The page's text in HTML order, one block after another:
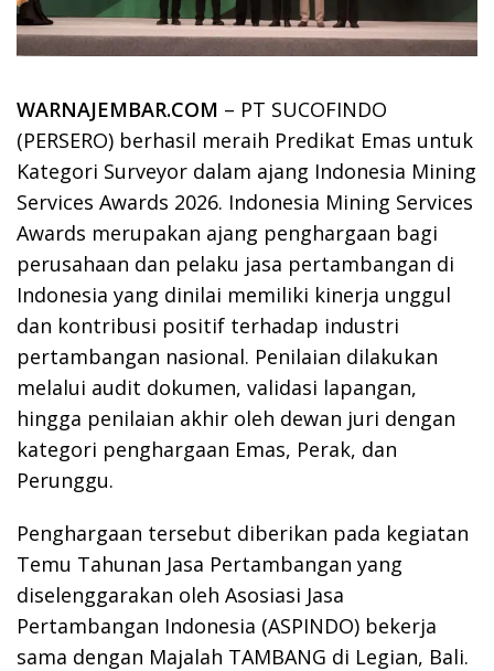
WARNAJEMBAR.COM – PT SUCOFINDO
(PERSERO) berhasil meraih Predikat Emas untuk
Kategori Surveyor dalam ajang Indonesia Mining
Services Awards 2026. Indonesia Mining Services
Awards merupakan ajang penghargaan bagi
perusahaan dan pelaku jasa pertambangan di
Indonesia yang dinilai memiliki kinerja unggul
dan kontribusi positif terhadap industri
pertambangan nasional. Penilaian dilakukan
melalui audit dokumen, validasi lapangan,
hingga penilaian akhir oleh dewan juri dengan
kategori penghargaan Emas, Perak, dan
Perunggu.
Penghargaan tersebut diberikan pada kegiatan
Temu Tahunan Jasa Pertambangan yang
diselenggarakan oleh Asosiasi Jasa
Pertambangan Indonesia (ASPINDO) bekerja
sama dengan Majalah TAMBANG di Legian, Bali.